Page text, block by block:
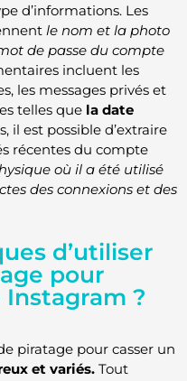
d’informations. Les
le nom et la photo
de passe du compte
incluent les
les messages privés et
telles que la date
il est possible d’extraire
récentes du compte
où il a été utilisé
des connexions et des
d’utiliser
pour
?
piratage pour casser un
et variés. Tout